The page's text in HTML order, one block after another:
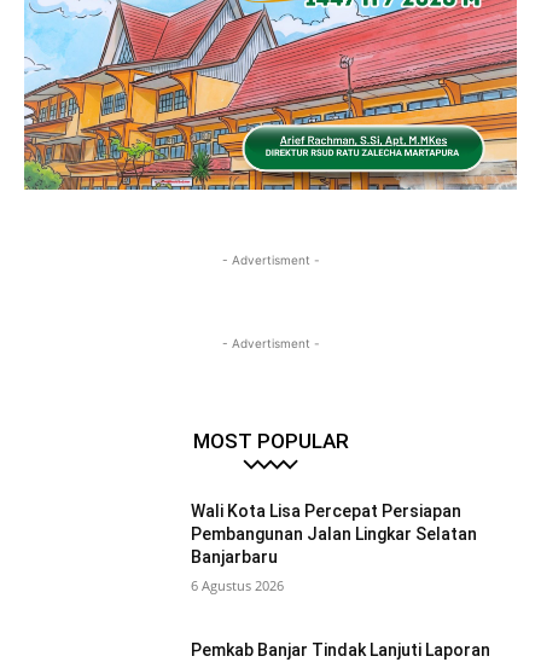
- Advertisment -
- Advertisment -
MOST POPULAR
Wali Kota Lisa Percepat Persiapan
Pembangunan Jalan Lingkar Selatan
Banjarbaru
6 Agustus 2026
Pemkab Banjar Tindak Lanjuti Laporan